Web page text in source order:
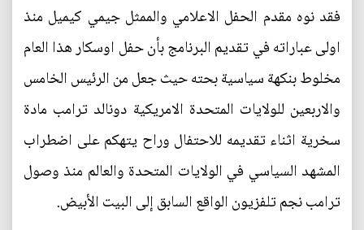
فقد نوه مقدم الحفل الاعلامي والممثل جيمي كيميل منذ
اولى عباراته في تقديم البرنامج بأن حفل اوسكار هذا العام
مخلوط بنكهة سياسية بحته حيث جعل من الرئيس الخامس
والاربعين للولايات المتحدة الامريكية دونالد ترامب مادة
سخرية اثناء تقديمه للاحتفال وراح يتهكم على اضطراب
المشهد السياسي في الولايات المتحدة والعالم منذ وصول
ترامب نجم تلفزيون الواقع السابق إلى البيت الأبيض.